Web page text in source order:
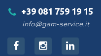
+39 081 759 19 15
info@gam-service.it